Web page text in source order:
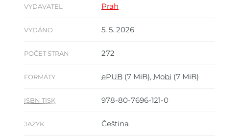
VYDAVATEL Prah
VYDÁNO 5. 5. 2026
POČET STRAN 272
FORMÁTY ePUB (7 MiB), Mobi (7 MiB)
ISBN TISK 978-80-7696-121-0
JAZYK Čeština